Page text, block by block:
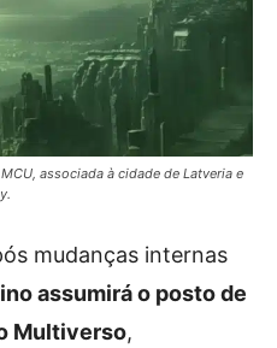
associada à cidade de Latveria e
mudanças internas
assumirá o posto de
Multiverso,